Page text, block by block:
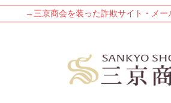
→三京商会を装った詐欺サイト・メー